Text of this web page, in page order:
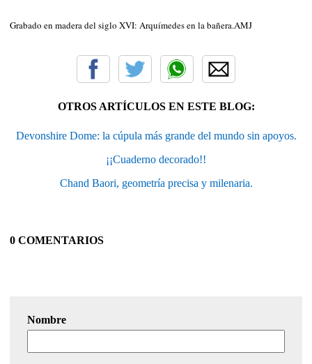
Grabado en madera del siglo XVI: Arquímedes en la bañera.AMJ
OTROS ARTÍCULOS EN ESTE BLOG:
Devonshire Dome: la cúpula más grande del mundo sin apoyos.
¡¡Cuaderno decorado!!
Chand Baori, geometría precisa y milenaria.
0 COMENTARIOS
Nombre